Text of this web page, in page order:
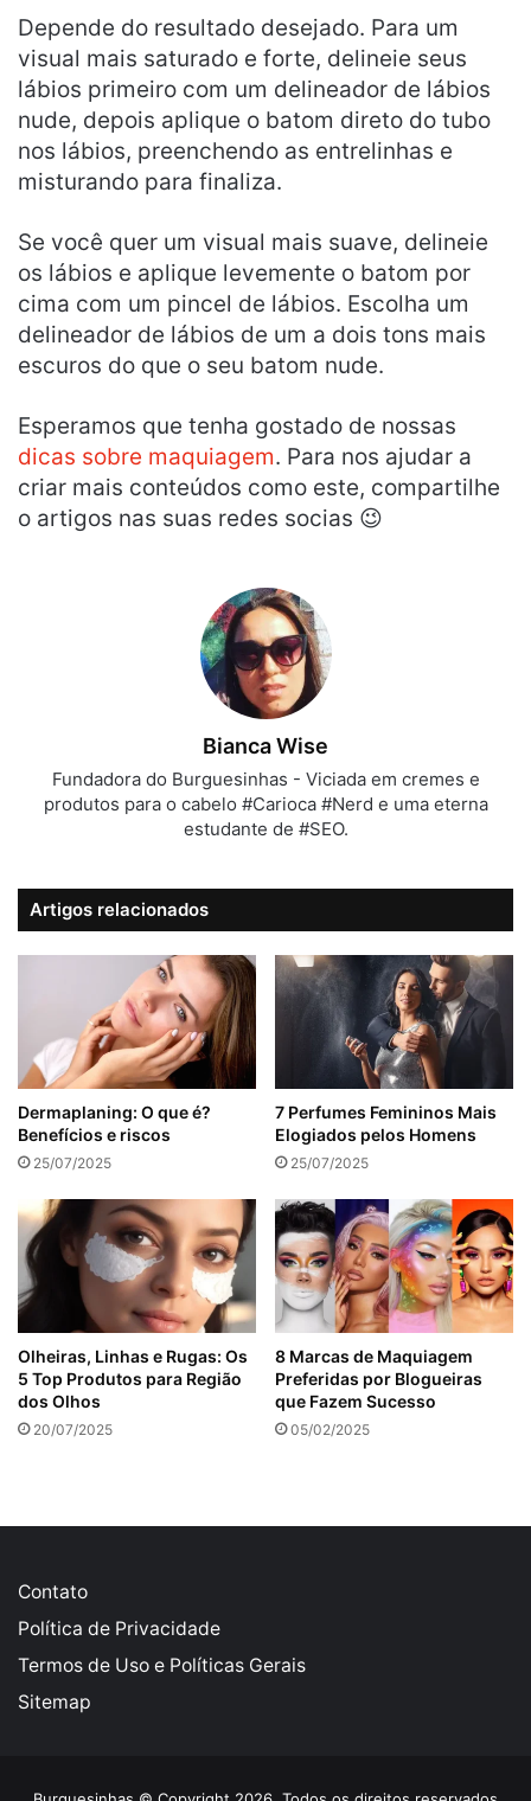
Depende do resultado desejado. Para um
visual mais saturado e forte, delineie seus
lábios primeiro com um delineador de lábios
nude, depois aplique o batom direto do tubo
nos lábios, preenchendo as entrelinhas e
misturando para finaliza.
Se você quer um visual mais suave, delineie
os lábios e aplique levemente o batom por
cima com um pincel de lábios. Escolha um
delineador de lábios de um a dois tons mais
escuros do que o seu batom nude.
Esperamos que tenha gostado de nossas
dicas sobre maquiagem. Para nos ajudar a
criar mais conteúdos como este, compartilhe
o artigos nas suas redes socias 😉
Bianca Wise
Fundadora do Burguesinhas - Viciada em cremes e
produtos para o cabelo #Carioca #Nerd e uma eterna
estudante de #SEO.
Artigos relacionados
Dermaplaning: O que é?
Benefícios e riscos
25/07/2025
7 Perfumes Femininos Mais
Elogiados pelos Homens
25/07/2025
Olheiras, Linhas e Rugas: Os
5 Top Produtos para Região
dos Olhos
20/07/2025
8 Marcas de Maquiagem
Preferidas por Blogueiras
que Fazem Sucesso
05/02/2025
Contato
Política de Privacidade
Termos de Uso e Políticas Gerais
Sitemap